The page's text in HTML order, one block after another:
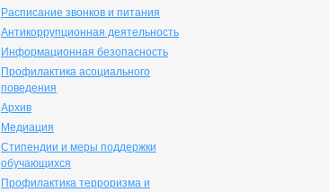
Расписание звонков и питания
Антикоррупционная деятельность
Информационная безопасность
Профилактика асоциального
поведения
Архив
Медиация
Стипендии и меры поддержки
обучающихся
Профилактика терроризма и